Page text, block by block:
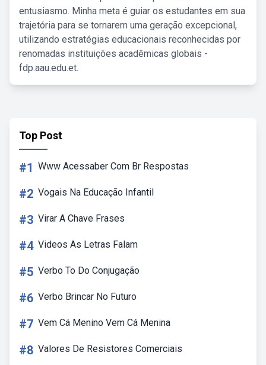
entusiasmo. Minha meta é guiar os estudantes em sua
trajetória para se tornarem uma geração excepcional,
utilizando estratégias educacionais reconhecidas por
renomadas instituições acadêmicas globais -
fdp.aau.edu.et.
Top Post
#1 Www Acessaber Com Br Respostas
#2 Vogais Na Educação Infantil
#3 Virar A Chave Frases
#4 Videos As Letras Falam
#5 Verbo To Do Conjugação
#6 Verbo Brincar No Futuro
#7 Vem Cá Menino Vem Cá Menina
#8 Valores De Resistores Comerciais